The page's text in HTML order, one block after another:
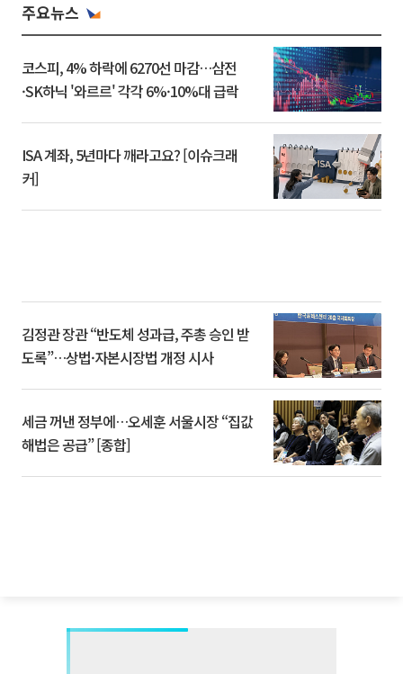
주요뉴스
코스피, 4% 하락에 6270선 마감…삼전
·SK하닉 '와르르' 각각 6%·10%대 급락
ISA 계좌, 5년마다 깨라고요? [이슈크래
커]
김정관 장관 “반도체 성과급, 주총 승인 받
도록”…상법·자본시장법 개정 시사
세금 꺼낸 정부에…오세훈 서울시장 “집값
해법은 공급” [종합]